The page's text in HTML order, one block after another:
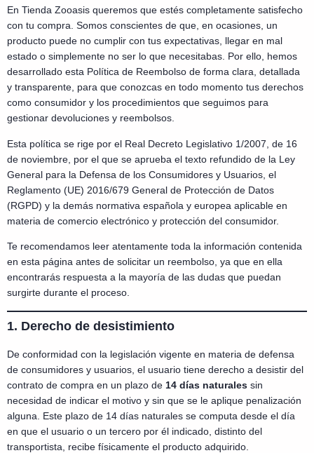
En Tienda Zooasis queremos que estés completamente satisfecho
con tu compra. Somos conscientes de que, en ocasiones, un
producto puede no cumplir con tus expectativas, llegar en mal
estado o simplemente no ser lo que necesitabas. Por ello, hemos
desarrollado esta Política de Reembolso de forma clara, detallada
y transparente, para que conozcas en todo momento tus derechos
como consumidor y los procedimientos que seguimos para
gestionar devoluciones y reembolsos.
Esta política se rige por el Real Decreto Legislativo 1/2007, de 16
de noviembre, por el que se aprueba el texto refundido de la Ley
General para la Defensa de los Consumidores y Usuarios, el
Reglamento (UE) 2016/679 General de Protección de Datos
(RGPD) y la demás normativa española y europea aplicable en
materia de comercio electrónico y protección del consumidor.
Te recomendamos leer atentamente toda la información contenida
en esta página antes de solicitar un reembolso, ya que en ella
encontrarás respuesta a la mayoría de las dudas que puedan
surgirte durante el proceso.
1. Derecho de desistimiento
De conformidad con la legislación vigente en materia de defensa
de consumidores y usuarios, el usuario tiene derecho a desistir del
contrato de compra en un plazo de 14 días naturales sin
necesidad de indicar el motivo y sin que se le aplique penalización
alguna. Este plazo de 14 días naturales se computa desde el día
en que el usuario o un tercero por él indicado, distinto del
transportista, recibe físicamente el producto adquirido.